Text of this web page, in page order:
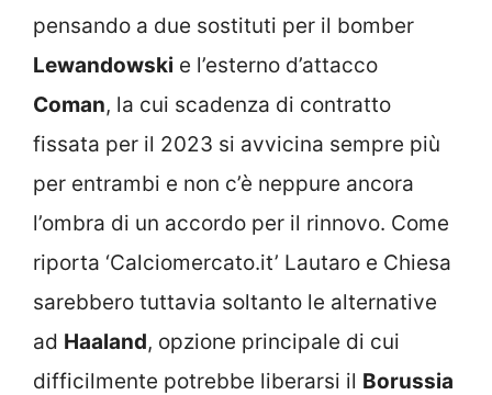
pensando a due sostituti per il bomber
Lewandowski e l’esterno d’attacco
Coman, la cui scadenza di contratto
fissata per il 2023 si avvicina sempre più
per entrambi e non c’è neppure ancora
l’ombra di un accordo per il rinnovo. Come
riporta ‘Calciomercato.it’ Lautaro e Chiesa
sarebbero tuttavia soltanto le alternative
ad Haaland, opzione principale di cui
difficilmente potrebbe liberarsi il Borussia